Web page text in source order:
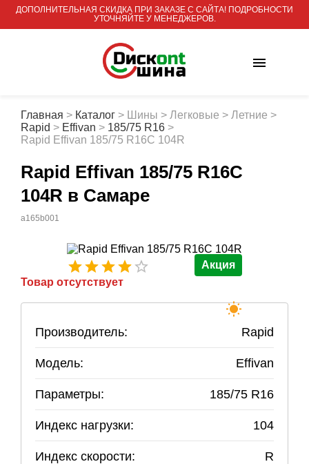
ДОПОЛНИТЕЛЬНАЯ СКИДКА ПРИ ЗАКАЗЕ С САЙТА! ПОДРОБНОСТИ
УТОЧНЯЙТЕ У МЕНЕДЖЕРОВ.
Главная > Каталог > Шины > Легковые > Летние >
Rapid > Effivan > 185/75 R16 >
Rapid Effivan 185/75 R16С 104R
Rapid Effivan 185/75 R16С
104R в Самаре
a165b001
Акция
Товар отсутствует
Производитель: Rapid
Модель: Effivan
Параметры: 185/75 R16
Индекс нагрузки: 104
Индекс скорости: R